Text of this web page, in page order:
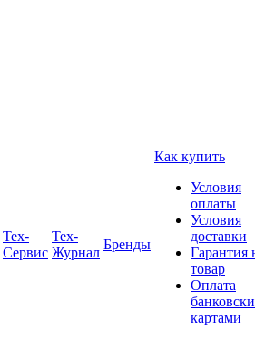
Tex-
Сервис
Тех-
Журнал
Бренды
Как купить
Условия
оплаты
Условия
доставки
Гарантия
товар
Оплата
картами